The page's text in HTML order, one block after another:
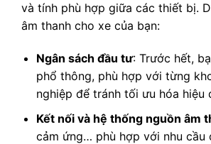
và tính phù hợp giữa các thiết bị.
âm thanh cho xe của bạn:
Ngân sách đầu tư: Trước hết,
phổ thông, phù hợp với từng
nghiệp để tránh tối ưu hóa hiệu
Kết nối và hệ thống nguồn âm
cảm ứng… phù hợp với nhu cầu